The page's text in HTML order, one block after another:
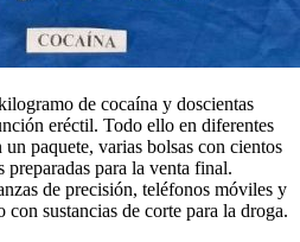
de cocaína y doscientas
eréctil. Todo ello en diferentes
paquete, varias bolsas con cientos
preparadas para la venta final.
de precisión, teléfonos móviles y
sustancias de corte para la droga.